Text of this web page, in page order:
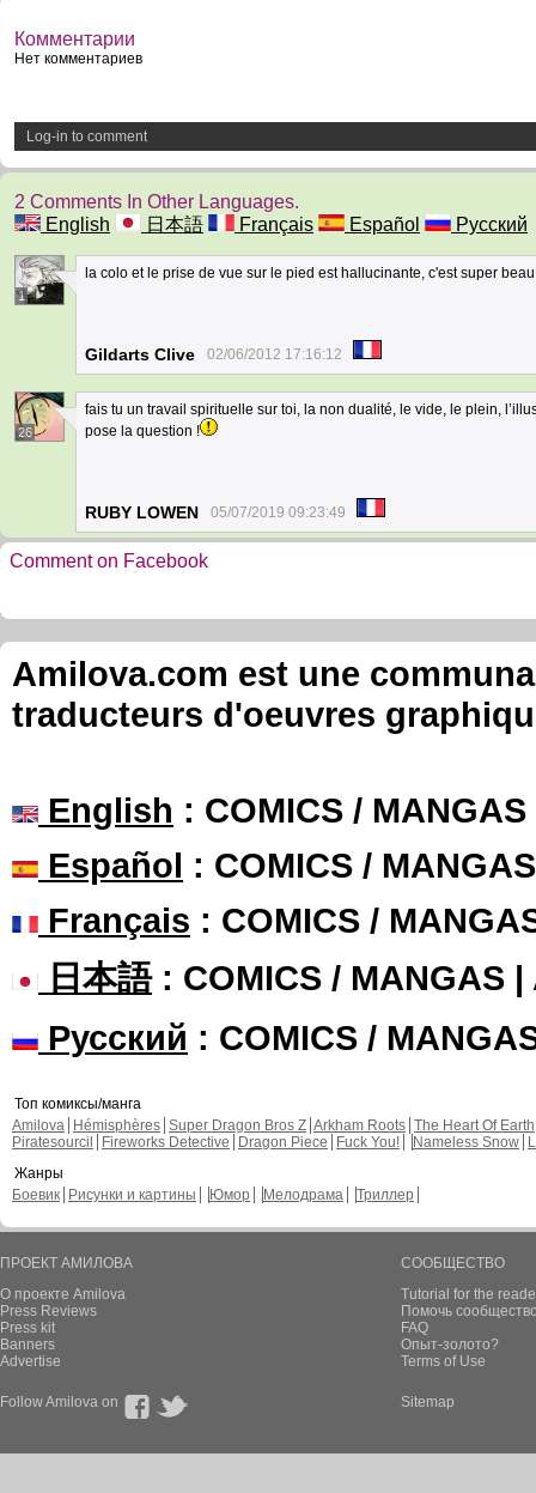
Комментарии
Нет комментариев
Log-in to comment
2 Comments In Other Languages.
English
日本語 Français Español Русский
1
la colo et le prise de vue sur le pied est hallucinante, c'est super
Gildarts Clive 02/06/2012 17:16:12
26
fais tu un travail spirituelle sur toi, la non dualité, le vide, le plein,
pose la question !
RUBY LOWEN 05/07/2019 09:23:49
Comment on Facebook
Amilova.com est une
traducteurs d'oeuvres
English : COMICS /
Español : COMICS /
Français : COMICS /
日本語: COMICS / MANGAS |
Русский : COMICS /
Топ комиксы/манга
Amilova
Hémisphères Super Dragon Bros Z Arkham Roots The Heart Of Earth
Piratesourcil
Fireworks Detective Dragon Piece Fuck You! Nameless Snow
Жанры
Боевик
Рисунки и картины Юмор Мелодрама Триллер
ПРОЕКТ АМИЛОВА
О проекте Amilova
Press Reviews
Press kit
Banners
Advertise
СООБЩЕСТВО
Tutorial for the
Помочь
FAQ
Опыт-золото?
Terms of Use
Follow Amilova on Sitemap